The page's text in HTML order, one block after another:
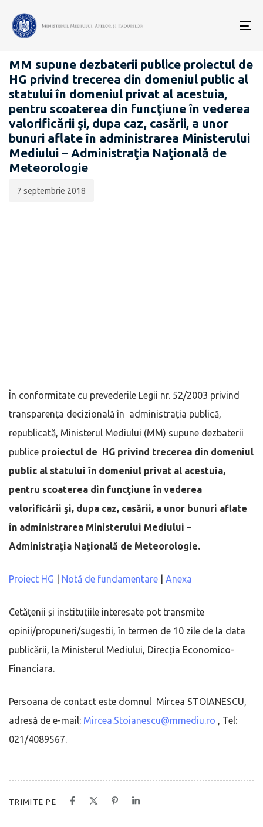
PROIECTE ACTE NORMATIVE
MM supune dezbaterii publice proiectul de
HG privind trecerea din domeniul public al
statului în domeniul privat al acestuia,
pentru scoaterea din funcţiune în vederea
valorificării şi, dupa caz, casării, a unor
bunuri aflate în administrarea Ministerului
Mediului – Administraţia Naţională de
Meteorologie
publicării:
7 septembrie 2018
În conformitate cu prevederile Legii nr. 52/2003 privind
transparenţa decizională în administraţia publică,
republicată, Ministerul Mediului (MM) supune dezbaterii
publice proiectul de HG privind trecerea din domeniul
public al statului în domeniul privat al acestuia,
pentru scoaterea din funcţiune în vederea
valorificării şi, dupa caz, casării, a unor bunuri aflate
în administrarea Ministerului Mediului –
Administraţia Naţională de Meteorologie.
Proiect HG Notă de fundamentare Anexa
Cetățenii și instituțiile interesate pot transmite
opinii/propuneri/sugestii, în termen de 10 zile de la data
publicării, la Ministerul Mediului, Direcția Economico-
Financiara.
Persoana de contact este domnul Mircea STOIANESCU,
adresă de e-mail: Mircea.Stoianescu@mmediu.ro , Tel:
021/4089567.
TRIMITE PE